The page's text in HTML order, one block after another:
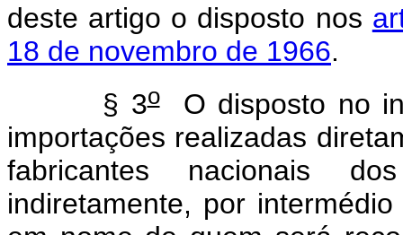
deste artigo o disposto nos
18 de novembro de 1966.
§ 3oO disposto no
importações realizadas
fabricantes nacionais
indiretamente, por